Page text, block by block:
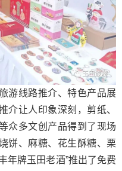
游线路推介、特色产品展
介让人印象深刻，剪纸、
众多文创产品得到了现场
饼、麻糖、花生酥糖、栗
年牌玉田老酒”推出了免费